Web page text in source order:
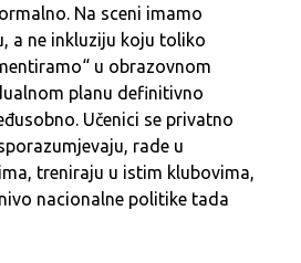
Na sceni imamo
a ne inkluziju koju toliko
u obrazovnom
planu definitivno
Učenici se privatno
rade u
treniraju u istim klubovima,
nacionalne politike tada